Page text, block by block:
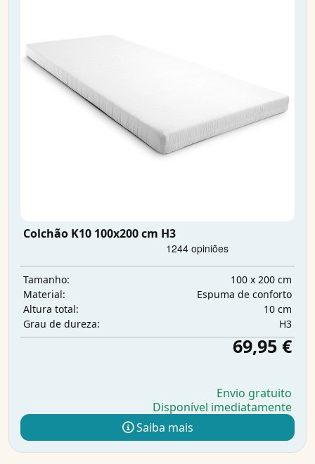
Colchão K10 100x200 cm H3
Tamanho:
100 x 200 cm
Material:
Espuma de conforto
Altura total:
10 cm
Grau de dureza:
H3
69,95 €
Envio gratuito
Disponível imediatamente
Saiba mais